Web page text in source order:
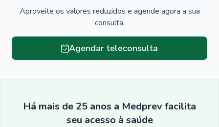
Aproveite os valores reduzidos e agende agora a sua
consulta.
Agendar teleconsulta
Há mais de 25 anos a Medprev facilita
seu acesso à saúde